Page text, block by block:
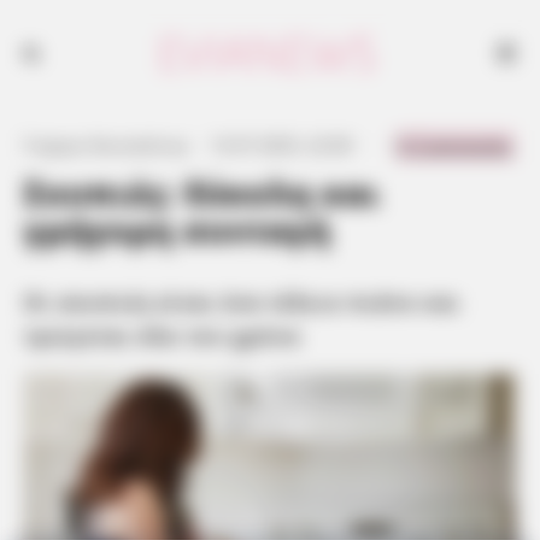
Σουπιές: Εύκολη και
γρήγορη συνταγή
τρώγεται όλο τον χρόνο